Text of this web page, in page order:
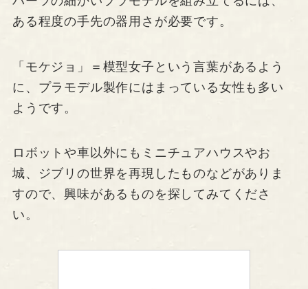
ある程度の手先の器用さが必要です。
「モケジョ」＝模型女子という言葉があるよう
に、プラモデル製作にはまっている女性も多い
ようです。
ロボットや車以外にもミニチュアハウスやお
城、ジブリの世界を再現したものなどがありま
すので、興味があるものを探してみてくださ
い。